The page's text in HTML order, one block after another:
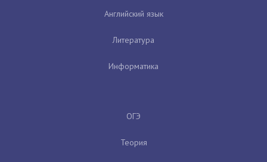
Английский язык
Литература
Информатика
ОГЭ
Теория